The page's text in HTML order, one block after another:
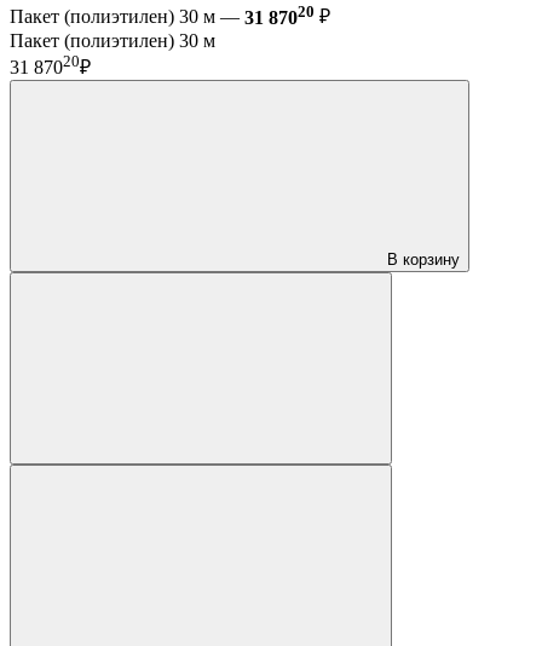
Пакет (полиэтилен) 30 м — 31 87020 ₽
Пакет (полиэтилен) 30 м
31 87020₽
В корзину